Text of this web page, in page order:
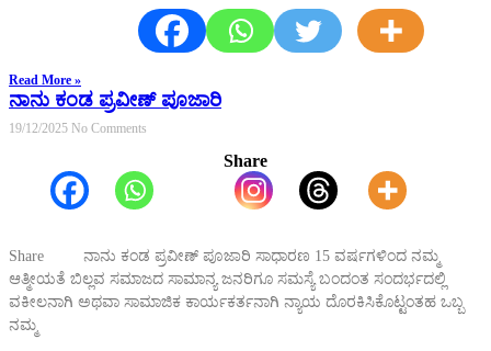
Read More »
ನಾನು ಕಂಡ ಪ್ರವೀಣ್ ಪೂಜಾರಿ
19/12/2025 No Comments
Share
Share ನಾನು ಕಂಡ ಪ್ರವೀಣ್ ಪೂಜಾರಿ ಸಾಧಾರಣ 15 ವರ್ಷಗಳಿಂದ ನಮ್ಮ
ಆತ್ಮೀಯತೆ ಬಿಲ್ಲವ ಸಮಾಜದ ಸಾಮಾನ್ಯ ಜನರಿಗೂ ಸಮಸ್ಯೆ ಬಂದಂತ ಸಂದರ್ಭದಲ್ಲಿ
ವಕೀಲನಾಗಿ ಅಥವಾ ಸಾಮಾಜಿಕ ಕಾರ್ಯಕರ್ತನಾಗಿ ನ್ಯಾಯ ದೊರಕಿಸಿಕೊಟ್ಟಂತಹ ಒಬ್ಬ
ನಮ್ಮ